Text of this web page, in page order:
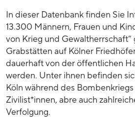
In dieser Datenbank finden Sie
13.300 Männern, Frauen und
von Krieg und
Grabstätten auf Kölner
dauerhaft von der öffentlichen
werden. Unter ihnen befinden
Köln während des
Zivilist*innen, abre auch
Verfolgung.